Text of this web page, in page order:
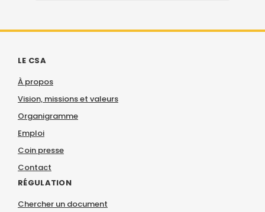
LE CSA
À propos
Vision, missions et valeurs
Organigramme
Emploi
Coin presse
Contact
RÉGULATION
Chercher un document